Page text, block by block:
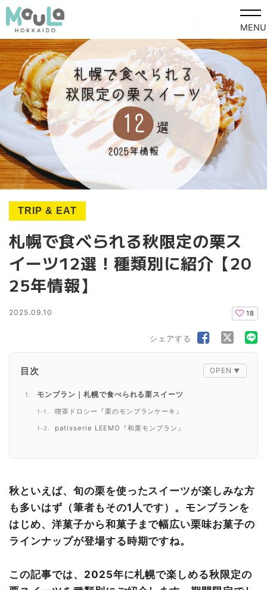
MENU
TRIP & EAT
札幌で食べられる秋限定の栗ス
イーツ12選！種類別に紹介【20
25年情報】
2025.09.10 18
シェアする
目次
モンブラン｜札幌で食べられる栗スイーツ
喫茶ドロシー『栗のモンブランケーキ』
patisserie LEEMO『和栗モンブラン』
パフェ佐藤本店 季節のフルーツパフェ『栗と林檎と柚
子』
びっくりドンキー『モンブランパフェ』
オムレット｜札幌で食べられる栗スイーツ
きのとや『マロンオムケーキ』
秋といえば、旬の栗を使ったスイーツが楽しみな方
も多いはず（筆者もその1人です）。モンブランを
はじめ、洋菓子から和菓子まで幅広い栗味お菓子の
ラインナップが登場する時期ですね。
この記事では、2025年に札幌で楽しめる秋限定の